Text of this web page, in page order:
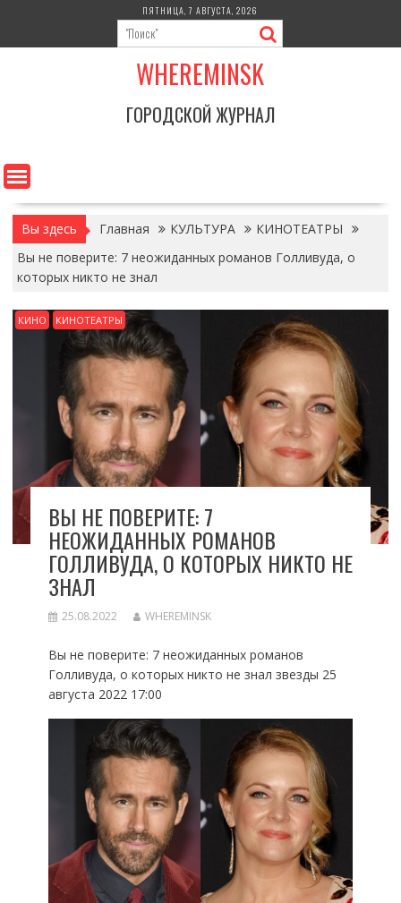
содержимому
ПЯТНИЦА, 7 АВГУСТА, 2026
WHEREMINSK
ГОРОДСКОЙ ЖУРНАЛ
Вы здесь Главная КУЛЬТУРА
КИНОТЕАТРЫ
Вы не поверите: 7 неожиданных романов Голливуда, о
которых никто не знал
КИНО КИНОТЕАТРЫ
ВЫ НЕ ПОВЕРИТЕ: 7
НЕОЖИДАННЫХ РОМАНОВ
ГОЛЛИВУДА, О КОТОРЫХ НИКТО НЕ
ЗНАЛ
25.08.2022 WHEREMINSK
Вы не поверите: 7 неожиданных романов
Голливуда, о которых никто не знал звезды 25
августа 2022 17:00